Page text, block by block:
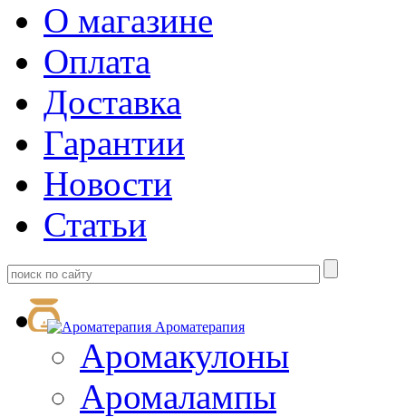
О магазине
Оплата
Доставка
Гарантии
Новости
Статьи
Ароматерапия
Аромакулоны
Аромалампы